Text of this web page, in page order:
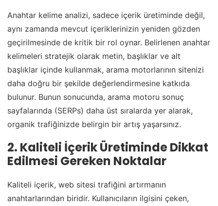
Anahtar kelime analizi, sadece içerik üretiminde değil,
aynı zamanda mevcut içeriklerinizin yeniden gözden
geçirilmesinde de kritik bir rol oynar. Belirlenen anahtar
kelimeleri stratejik olarak metin, başlıklar ve alt
başlıklar içinde kullanmak, arama motorlarının sitenizi
daha doğru bir şekilde değerlendirmesine katkıda
bulunur. Bunun sonucunda, arama motoru sonuç
sayfalarında (SERPs) daha üst sıralarda yer alarak,
organik trafiğinizde belirgin bir artış yaşarsınız.
2. Kaliteli İçerik Üretiminde Dikkat
Edilmesi Gereken Noktalar
Kaliteli içerik, web sitesi trafiğini artırmanın
anahtarlarından biridir. Kullanıcıların ilgisini çeken,